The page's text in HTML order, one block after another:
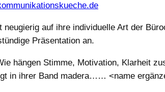
auf ihre individuelle Art der
Präsentation an.
hängen Stimme, Motivation, Klarheit
in ihrer Band madera…… <name